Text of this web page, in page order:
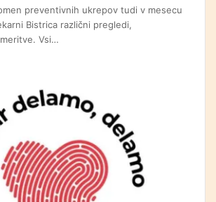
preventivnih ukrepov tudi v mesecu
Bistrica različni pregledi,
Vsi…